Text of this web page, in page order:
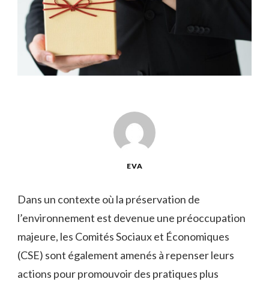
EVA
Dans un contexte où la préservation de
l’environnement est devenue une préoccupation
majeure, les Comités Sociaux et Économiques
(CSE) sont également amenés à repenser leurs
actions pour promouvoir des pratiques plus